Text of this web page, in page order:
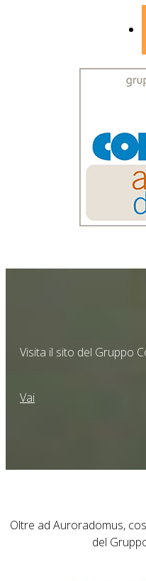
Visita il sito del Gruppo
Vai
Oltre ad Auroradomus,
del